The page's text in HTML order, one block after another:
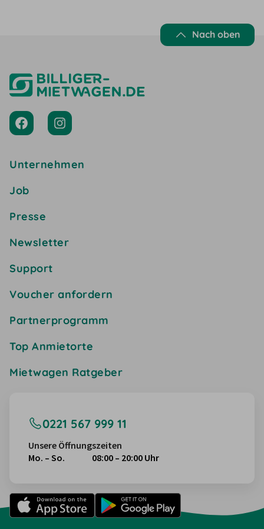
Nach oben
Unternehmen
Job
Presse
Newsletter
Support
Voucher anfordern
Partnerprogramm
Top Anmietorte
Mietwagen Ratgeber
0221 567 999 11
Unsere Öffnungszeiten
Mo. – So.
08:00 – 20:00 Uhr